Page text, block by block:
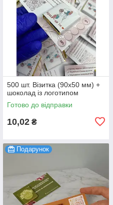
500 шт. Візитка (90х50 мм) +
шоколад із логотипом
Готово до відправки
10,02 ₴
Подарунок